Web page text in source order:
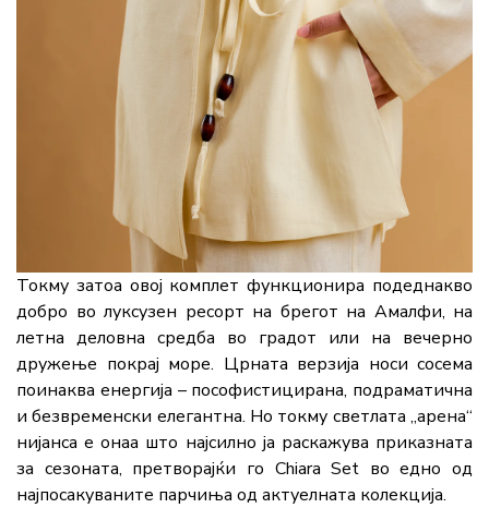
Токму затоа овој комплет функционира подеднакво
добро во луксузен ресорт на брегот на Амалфи, на
летна деловна средба во градот или на вечерно
дружење покрај море. Црната верзија носи сосема
поинаква енергија – пософистицирана, подраматична
и безвременски елегантна. Но токму светлата „арена“
нијанса е онаа што најсилно ја раскажува приказната
за сезоната, претворајќи го Chiara Set во едно од
најпосакуваните парчиња од актуелната колекција.